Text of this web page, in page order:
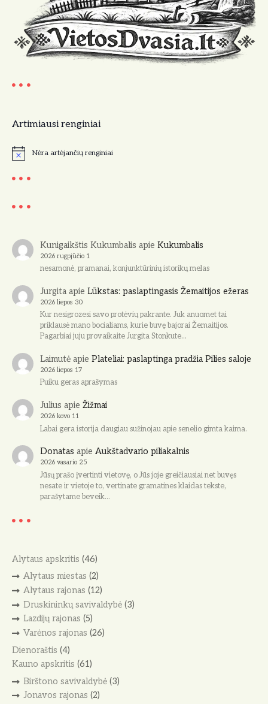
Artimiausi renginiai
N
t
e
Nėra artėjančių renginiai
Kunigaikštis Kukumbalis apie Kukumbalis
2026 rugpjūčio 1
nesamonė, pramanai, konjunktūrinių istorikų melas
Jurgitaapie Lūkstas: paslaptingasis Žemaitijos ežeras
2026 liepos 30
Kur nesigrozesi savo protėvių pakrante. Juk anuomet tai
priklausė mano bocialiams, kurie buvę bajorai Žemaitijos.
Pagarbiai juju provaikaite Jurgita Stonkute…
Laimutėapie Plateliai: paslaptinga pradžia Pilies saloje
2026 liepos 17
Puiku geras aprašymas
Julius apie Žižmai
2026 kovo 11
Labai gera istorija daugiau sužinojau apie senelio gimta kaima.
Donatas apie Aukštadvario piliakalnis
2026 vasario 25
Jūsų prašo įvertinti vietovę, o Jūs joje greičiausiai net buvęs
nesate ir vietoje to, vertinate gramatines klaidas tekste,
parašytame beveik…
Alytaus apskritis (46)
Alytaus miestas (2)
Alytaus rajonas (12)
Druskininkų savivaldybė(3)
Lazdijų rajonas (5)
Varėnos rajonas (26)
Dienoraštis (4)
Kauno apskritis (61)
Birštono savivaldybė(3)
Jonavos rajonas (2)